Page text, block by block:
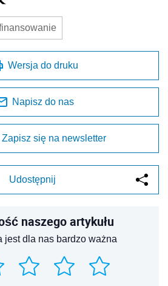
Wersja do druku
Napisz do nas
Zapisz się na newsletter
Udostępnij
naszego artykułu
jest dla nas bardzo ważna